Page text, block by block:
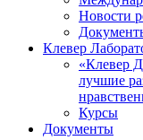
Новости
Клевер
«Клевер
лучшие
Курсы
Документы